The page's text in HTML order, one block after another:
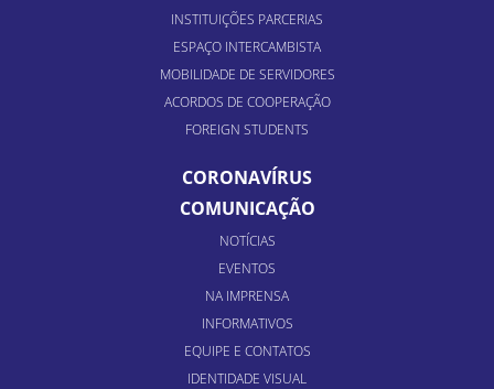
INSTITUIÇÕES PARCERIAS
ESPAÇO INTERCAMBISTA
MOBILIDADE DE SERVIDORES
ACORDOS DE COOPERAÇÃO
FOREIGN STUDENTS
CORONAVÍRUS
COMUNICAÇÃO
NOTÍCIAS
EVENTOS
NA IMPRENSA
INFORMATIVOS
EQUIPE E CONTATOS
IDENTIDADE VISUAL